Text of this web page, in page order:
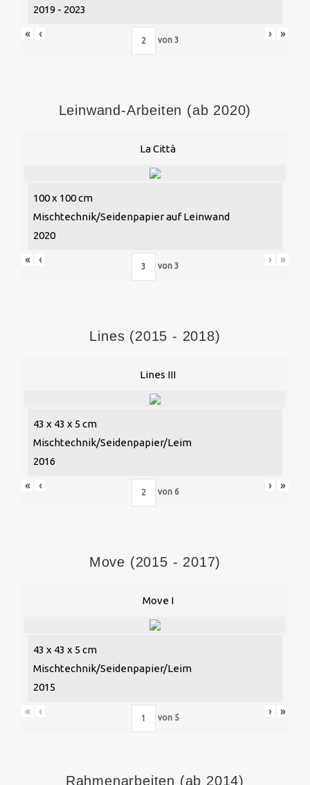
2019 - 2023
« ‹
von 3
› »
Leinwand-Arbeiten (ab 2020)
La Città
100 x 100 cm
Mischtechnik/Seidenpapier auf Leinwand
2020
« ‹
von 3
› »
Lines (2015 - 2018)
Lines III
43 x 43 x 5 cm
Mischtechnik/Seidenpapier/Leim
2016
« ‹
von 6
› »
Move (2015 - 2017)
Move I
43 x 43 x 5 cm
Mischtechnik/Seidenpapier/Leim
2015
« ‹
von 5
› »
Rahmenarbeiten (ab 2014)